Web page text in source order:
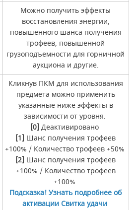
Можно получить эффекты
восстановления энергии,
повышенного шанса получения
трофеев, повышенной
грузоподъемности для горничной
аукциона и другие.
Кликнув ПКМ для использования
предмета можно применить
указанные ниже эффекты в
зависимости от уровня.
[0] Деактивировано
[1] Шанс получения трофеев
+100% / Количество трофеев +50%
[2] Шанс получения трофеев
+100% / Количество трофеев
+100%
Подсказка! Узнать подробнее об
активации Свитка удачи